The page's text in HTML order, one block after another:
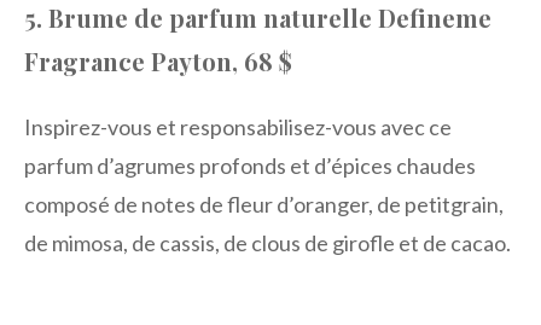
5. Brume de parfum naturelle Defineme
Fragrance Payton, 68 $
Inspirez-vous et responsabilisez-vous avec ce
parfum d’agrumes profonds et d’épices chaudes
composé de notes de fleur d’oranger, de petitgrain,
de mimosa, de cassis, de clous de girofle et de cacao.